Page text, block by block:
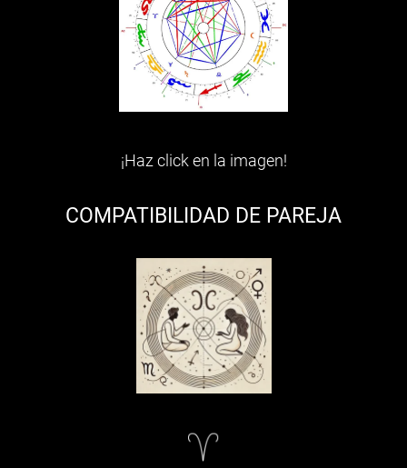
¡Haz click en la imagen!
COMPATIBILIDAD DE PAREJA